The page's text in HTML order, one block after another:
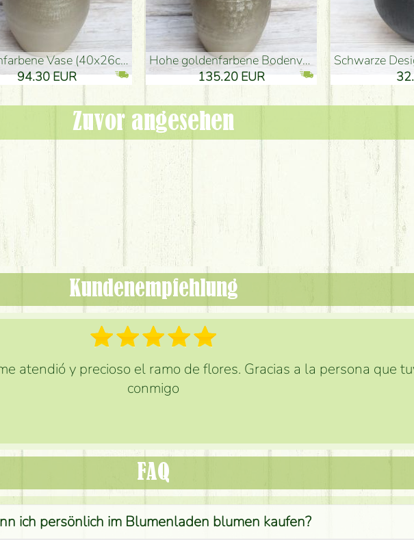
(50x29cm)
schwarze Design-Vase (15x20cm)
32.90 EUR
Keramik Vase
61.40 EUR
Zuvor angesehen
Kundenempfehlung
atendió y precioso el ramo de flores. Gracias a la persona que
conmigo
FAQ
ich persönlich im Blumenladen blumen kaufen?